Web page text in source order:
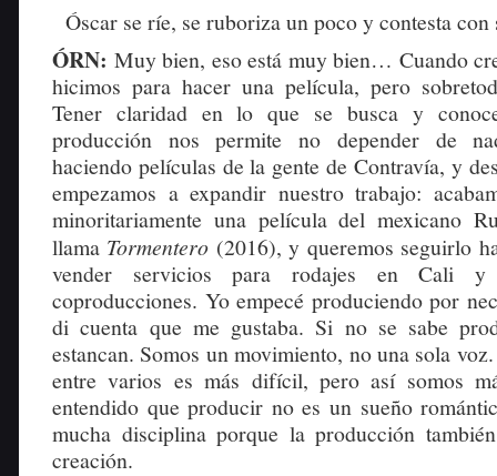
Óscar se ríe, se ruboriza un poco y contesta con
ÓRN: Muy bien, eso está muy bien… Cuando
hicimos para hacer una película, pero
Tener claridad en lo que se busca y
producción nos permite no depender de
haciendo películas de la gente de Contravía, y
empezamos a expandir nuestro trabajo:
minoritariamente una película del mexicano
llama Tormentero (2016), y queremos seguirlo
vender servicios para rodajes en Cali y
coproducciones. Yo empecé produciendo por
di cuenta que me gustaba. Si no se sabe
estancan. Somos un movimiento, no una sola
entre varios es más difícil, pero así somos
entendido que producir no es un sueño
mucha disciplina porque la producción
creación.